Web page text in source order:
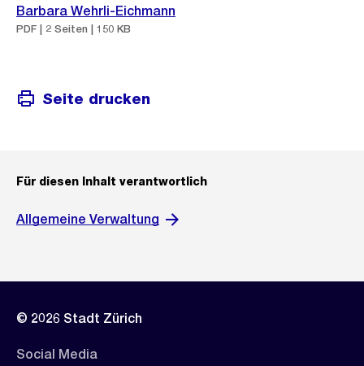
Barbara Wehrli-Eichmann
PDF | 2 Seiten | 150 KB
Seite drucken
Für diesen Inhalt verantwortlich
Allgemeine Verwaltung
© 2026 Stadt Zürich
Social Media